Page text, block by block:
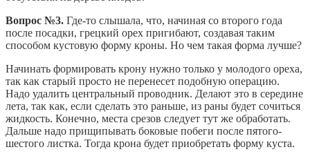
Вопрос №3. Где-то слышала, что, начиная со второго года
после посадки, грецкий орех пригибают, создавая таким
способом кустовую форму кроны. Но чем такая форма лучше?
Начинать формировать крону нужно только у молодого ореха,
так как старый просто не перенесет подобную операцию.
Надо удалить центральный проводник. Делают это в середине
лета, так как, если сделать это раньше, из раны будет сочиться
жидкость. Конечно, места срезов следует тут же обработать.
Дальше надо прищипывать боковые побеги после пятого-
шестого листка. Тогда крона будет приобретать форму куста.